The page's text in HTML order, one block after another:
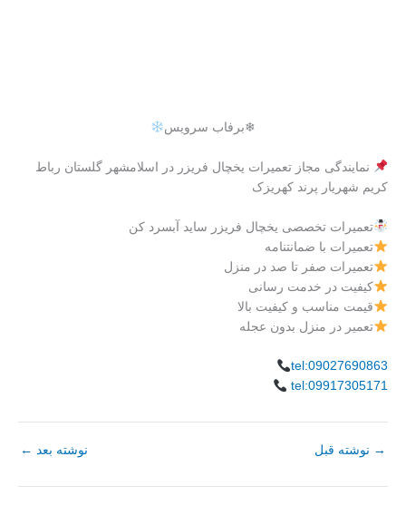
❄برفاب سرویس
نمایندگی مجاز تعمیرات یخچال فریزر در اسلامشهر گلستان رباط
کریم شهریار پرند کهریزک
تعمیرات تخصصی یخچال فریزر ساید آبسرد کن
تعمیرات با ضمانتنامه
تعمیرات صفر تا صد در منزل
کیفیت در خدمت رسانی
قیمت مناسب و کیفیت بالا
تعمیر در منزل بدون عجله
tel:09027690863
tel:09917305171
→ نوشته قبل نوشته بعد ←